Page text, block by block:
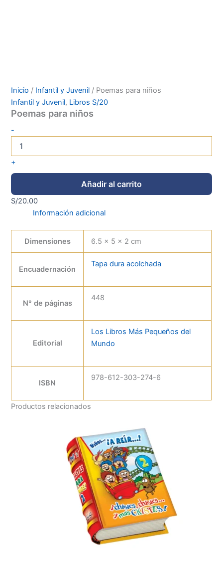
Inicio / Infantil y Juvenil / Poemas para niños
Infantil y Juvenil, Libros S/20
Poemas para niños
-
+
Añadir al carrito
S/20.00
Información adicional
Dimensiones 6.5 × 5 × 2 cm
Encuadernación
Tapa dura acolchada
N° de páginas
448
Editorial
Los Libros Más Pequeños del
Mundo
ISBN
978-612-303-274-6
Productos relacionados